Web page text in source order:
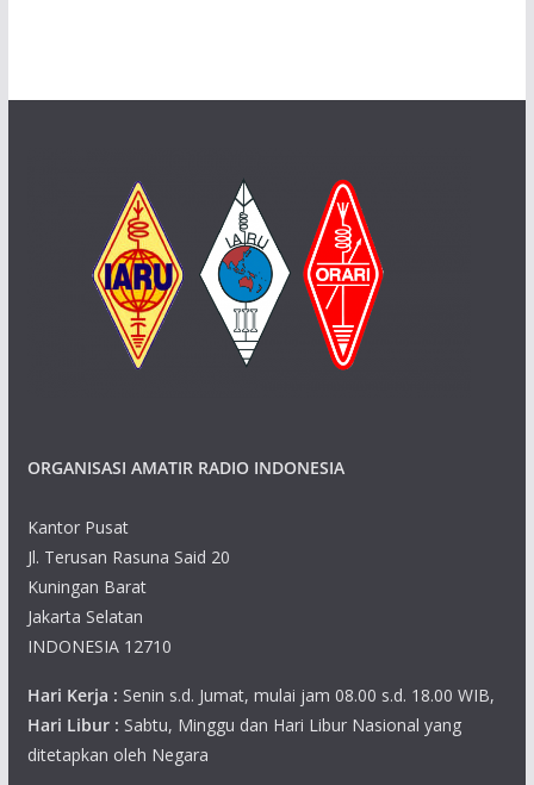
ORGANISASI AMATIR RADIO INDONESIA
Kantor Pusat
Jl. Terusan Rasuna Said 20
Kuningan Barat
Jakarta Selatan
INDONESIA 12710
Hari Kerja : Senin s.d. Jumat, mulai jam 08.00 s.d. 18.00 WIB,
Hari Libur : Sabtu, Minggu dan Hari Libur Nasional yang
ditetapkan oleh Negara